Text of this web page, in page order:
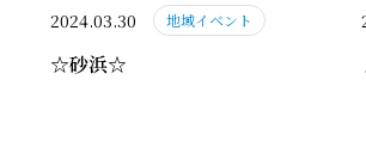
2024.03.30 地域イベント
☆砂浜☆